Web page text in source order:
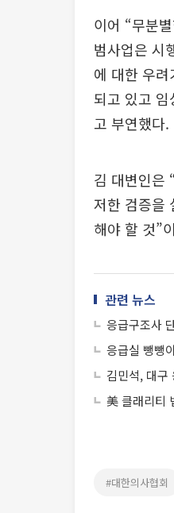
이어 “무분
범사업은 시
에 대한 우
되고 있고
고 부연했다.
김 대변인은
저한 검증을
해야 할 것”
관련 뉴스
응급구조사
응급실 뺑뺑
김민석, 대구
美 클래리티
#대한의사협회